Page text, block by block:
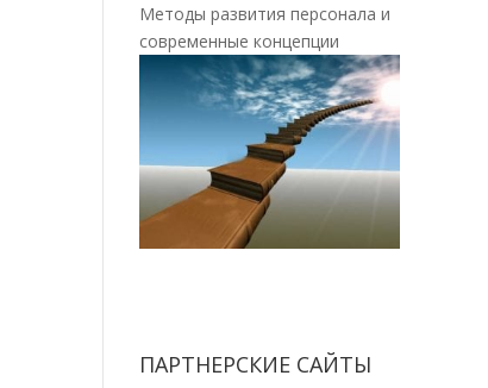
Методы развития персонала и
современные концепции
ПАРТНЕРСКИЕ САЙТЫ